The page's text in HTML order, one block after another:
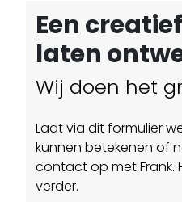
Een
laten
Wij doen het
Laat via dit formulier
kunnen betekenen of
contact op met Frank.
verder.